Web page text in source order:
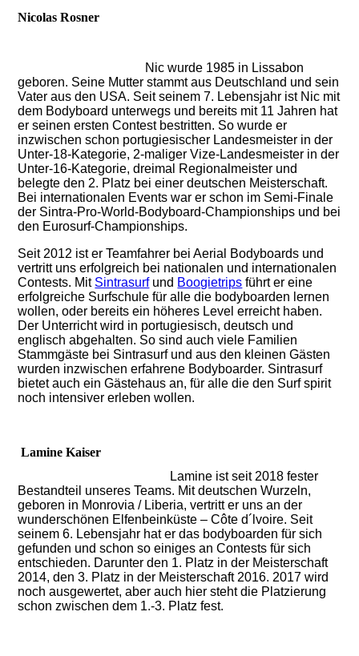
Nicolas Rosner
Nic wurde 1985 in Lissabon
geboren. Seine Mutter stammt aus Deutschland und sein
Vater aus den USA. Seit seinem 7. Lebensjahr ist Nic mit
dem Bodyboard unterwegs und bereits mit 11 Jahren hat
er seinen ersten Contest bestritten. So wurde er
inzwischen schon portugiesischer Landesmeister in der
Unter-18-Kategorie, 2-maliger Vize-Landesmeister in der
Unter-16-Kategorie, dreimal Regionalmeister und
belegte den 2. Platz bei einer deutschen Meisterschaft.
Bei internationalen Events war er schon im Semi-Finale
der Sintra-Pro-World-Bodyboard-Championships und bei
den Eurosurf-Championships.
Seit 2012 ist er Teamfahrer bei Aerial Bodyboards und
vertritt uns erfolgreich bei nationalen und internationalen
Contests. Mit Sintrasurfund Boogietrips führt er eine
erfolgreiche Surfschule für alle die bodyboarden lernen
wollen, oder bereits ein höheres Level erreicht haben.
Der Unterricht wird in portugiesisch, deutsch und
englisch abgehalten. So sind auch viele Familien
Stammgäste bei Sintrasurf und aus den kleinen Gästen
wurden inzwischen erfahrene Bodyboarder. Sintrasurf
bietet auch ein Gästehaus an, für alle die den Surf spirit
noch intensiver erleben wollen.
Lamine Kaiser
Lamine ist seit 2018 fester
Bestandteil unseres Teams. Mit deutschen Wurzeln,
geboren in Monrovia / Liberia, vertritt er uns an der
wunderschönen Elfenbeinküste – Côte d´lvoire. Seit
seinem 6. Lebensjahr hat er das bodyboarden für sich
gefunden und schon so einiges an Contests für sich
entschieden. Darunter den 1. Platz in der Meisterschaft
2014, den 3. Platz in der Meisterschaft 2016. 2017 wird
noch ausgewertet, aber auch hier steht die Platzierung
schon zwischen dem 1.-3. Platz fest.